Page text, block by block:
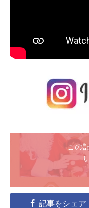
この
記事をシェア